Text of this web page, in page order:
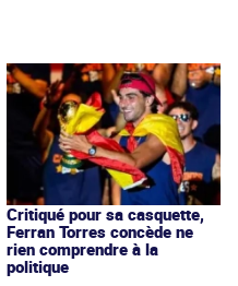
Critiqué pour sa casquette,
Ferran Torres concède ne
rien comprendre à la
politique